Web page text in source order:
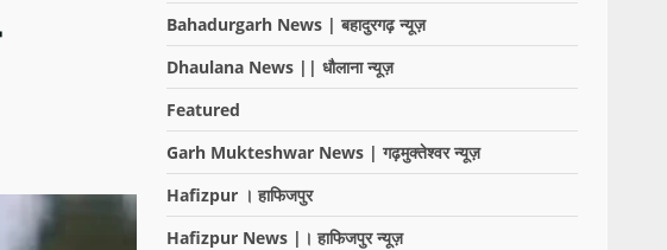
Bahadurgarh News | बहादुरगढ़ न्यूज़
Dhaulana News || धौलाना न्यूज़
Featured
Garh Mukteshwar News | गढ़मुक्तेश्वर न्यूज़
Hafizpur । हाफिजपुर
Hafizpur News |। हाफिजपुर न्यूज़